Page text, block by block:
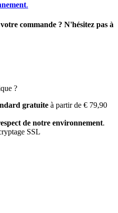
.
commande ? N'hésitez pas à
?
gratuite à partir de € 79,90
de notre environnement.
SSL